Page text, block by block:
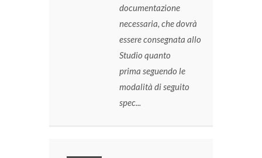
documentazione
necessaria, che dovrà
essere consegnata allo
Studio quanto
prima seguendo le
modalità di seguito
spec...